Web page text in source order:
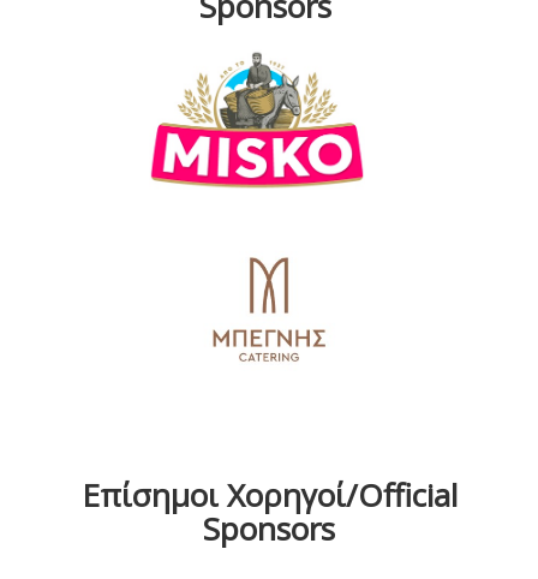
Επίσημοι Χορηγοί/Official
Sponsors